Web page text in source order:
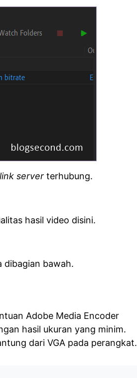
server terhubung.
hasil video disini.
dibagian bawah.
Adobe Media Encoder
hasil ukuran yang minim.
dari VGA pada perangkat.